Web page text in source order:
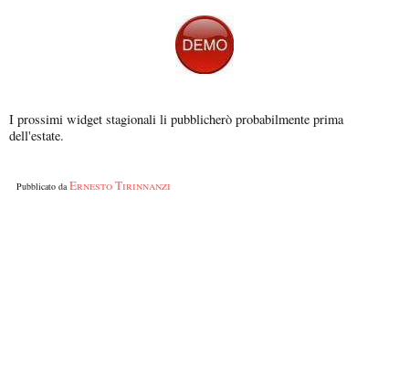
I prossimi widget stagionali li pubblicherò probabilmente prima
dell'estate.
Pubblicato daErnesto Tirinnanzi